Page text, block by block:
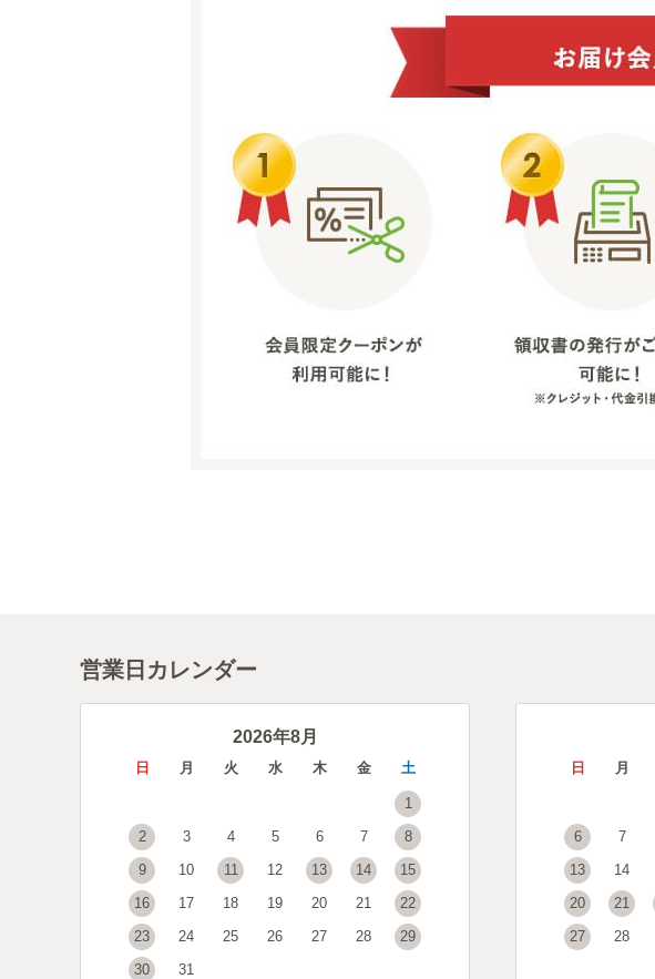
営業日カレンダー
2026年8月
日 月 火 水 木 金 土
1
2
3 4 5 6 7
8
9
10 11 12 13 14
15
16
17 18 19 20 21
22
23
24 25 26 27 28
29
30
31
日 月
6
7
13
14
20
21
27
28